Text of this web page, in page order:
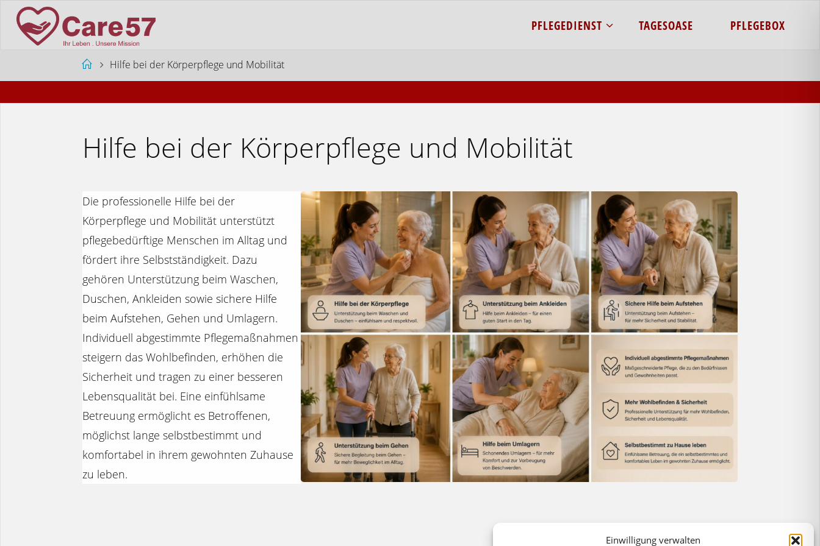
Einwilligung verwalten
Zum
Inhalt
springen
PFLEGEDIENST TAGESOASE PFLEGEBOX
StartHilfe bei der Körperpflege und Mobilität
Hilfe bei der Körperpflege und Mobilität
Die professionelle Hilfe bei der
Körperpflege und Mobilität unterstützt
pflegebedürftige Menschen im Alltag und
fördert ihre Selbstständigkeit. Dazu
gehören Unterstützung beim Waschen,
Duschen, Ankleiden sowie sichere Hilfe
beim Aufstehen, Gehen und Umlagern.
Individuell abgestimmte Pflegemaßnahmen
steigern das Wohlbefinden, erhöhen die
Sicherheit und tragen zu einer besseren
Lebensqualität bei. Eine einfühlsame
Betreuung ermöglicht es Betroffenen,
möglichst lange selbstbestimmt und
komfortabel in ihrem gewohnten Zuhause
zu leben.